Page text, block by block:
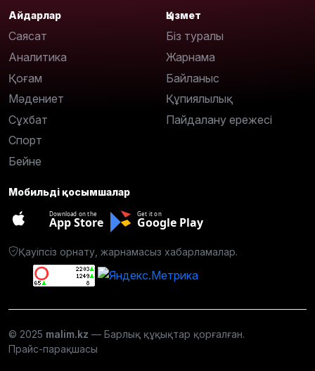
Айдарлар
Саясат
Аналитика
Қоғам
Мәдениет
Сұхбат
Спорт
Бейне
Қызмет
Біз туралы
Жарнама
Байланыс
Құпиялылық
Пайдалану ережесі
Мобильді қосымшалар
Download on the
App Store
Get it on
Google Play
Қауіпсіз орнату, жарнамасыз хабарламалар.
© 2025 malim.kz — Барлық құқықтар қорғалған.
Прайс-парақшасы